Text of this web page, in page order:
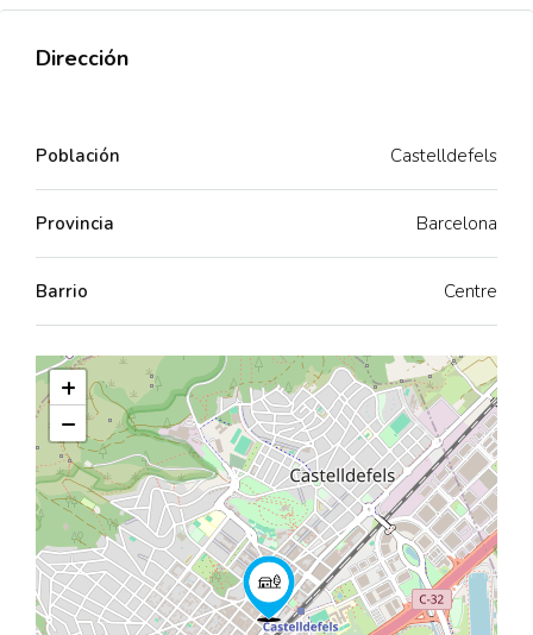
Dirección
Población Castelldefels
Provincia Barcelona
Barrio Centre
+
−